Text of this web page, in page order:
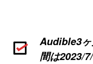
Audible3ヶ
間は2023/